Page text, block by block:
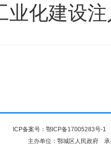
业化建设
ICP备案号： 鄂ICP备17005283号-1
主办单位：鄂城区人民政府